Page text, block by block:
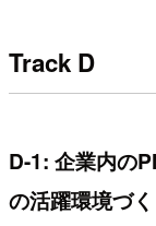
Track D
D-1: 企業内の
の活躍環境づ